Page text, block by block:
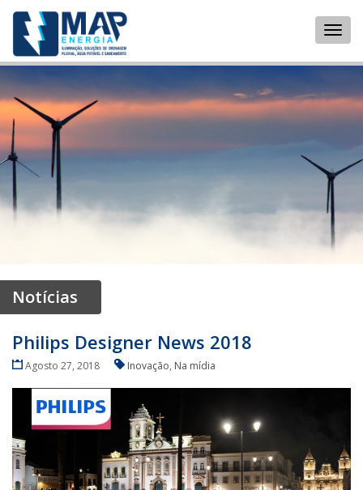
Notícias
Philips Designer News 2018
Agosto 27, 2018 Inovação, Na mídia